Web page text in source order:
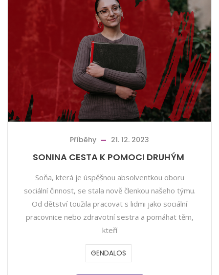
Příběhy 21. 12. 2023
SONINA CESTA K POMOCI DRUHÝM
Soňa, která je úspěšnou absolventkou oboru
sociální činnost, se stala nově členkou našeho týmu.
Od dětství toužila pracovat s lidmi jako sociální
pracovnice nebo zdravotní sestra a pomáhat těm,
kteří
GENDALOS